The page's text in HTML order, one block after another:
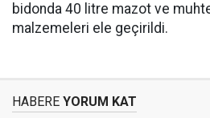
bidonda 40 litre mazot ve
malzemeleri ele geçirildi.
HABERE YORUM KAT